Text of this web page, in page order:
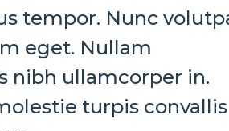
tempor. Nunc
eget. Nullam
nibh ullamcorper in.
turpis convallis